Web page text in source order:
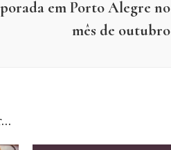
em Porto Alegre no
mês de outubro